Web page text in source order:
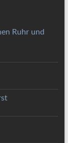
Ruhr und